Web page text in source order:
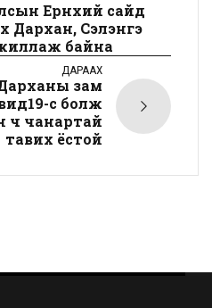
Ерөнхий сайд
Дархан, Сэлэнгэ
байна
ДАРААХ
зам
өөс болж
ч чанартай
тавих ёстой